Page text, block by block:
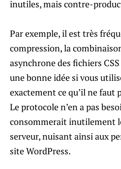
inutiles, mais contre-
Par exemple, il est très
compression, la
asynchrone des fichiers CSS
une bonne idée si vous
exactement ce qu’il ne faut
Le protocole n’en a pas
consommerait inutilement
serveur, nuisant ainsi aux
site WordPress.